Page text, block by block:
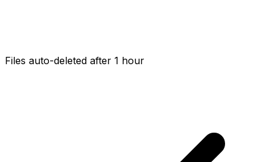
Files auto-deleted after 1 hour